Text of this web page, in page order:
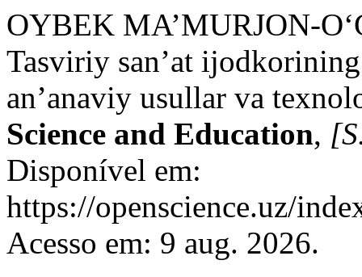
OYBEK MA’MURJON-
Tasviriy san’at
an’anaviy usullar va
Science and Education,
Disponível em:
https://openscience.uz/
Acesso em: 9 aug. 2026.